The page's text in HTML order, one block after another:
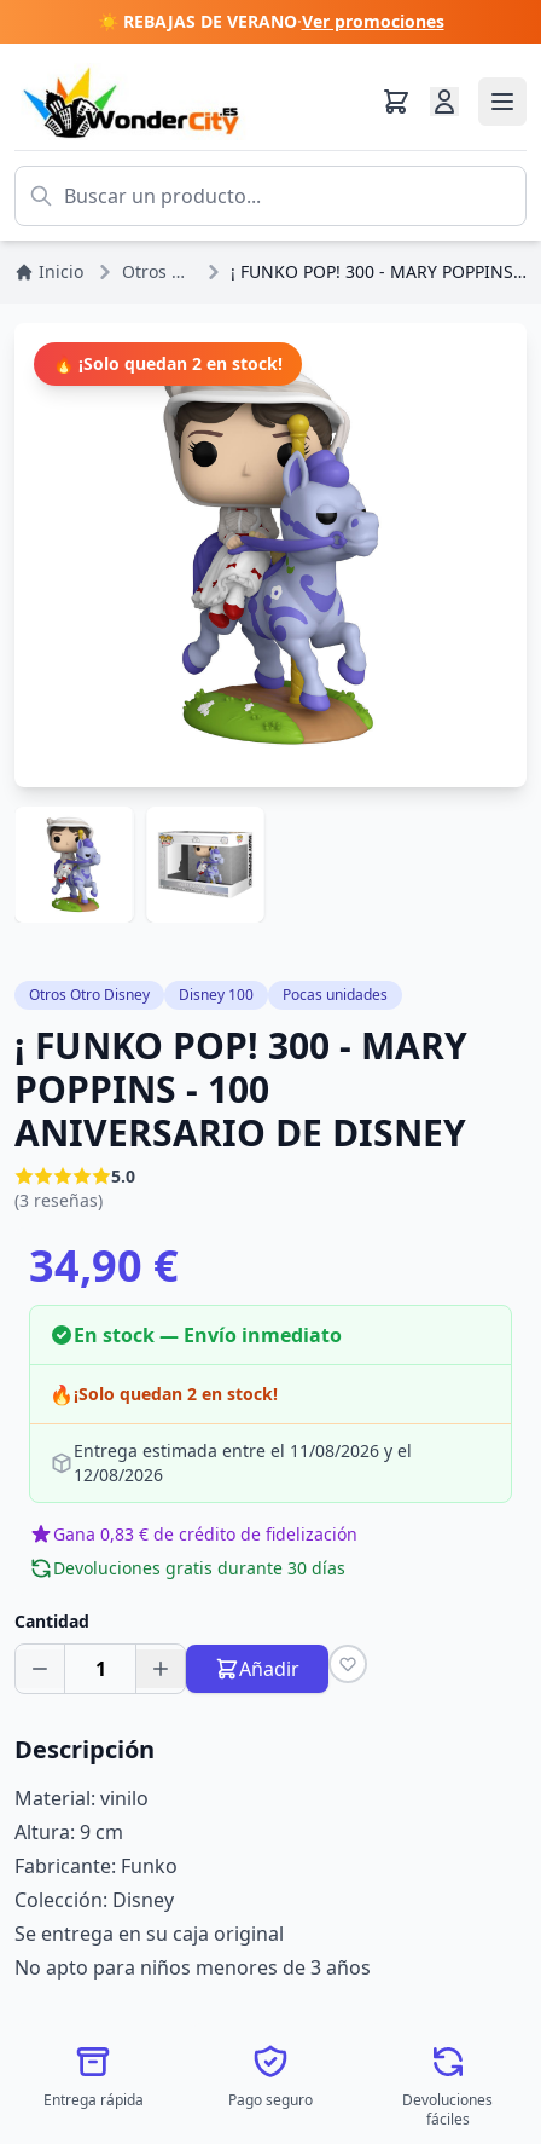
☀️ REBAJAS DE VERANO·Ver promociones
Inicio Otros Otro Disney ¡ FUNKO POP! 300 - MARY POPPINS - 100 ANIVERSARIO DE DISNEY
🔥 ¡Solo quedan 2 en stock!
Otros Otro Disney Disney 100 Pocas unidades
¡ FUNKO POP! 300 - MARY
POPPINS - 100
ANIVERSARIO DE DISNEY
5.0
(3 reseñas)
34,90 €
En stock — Envío inmediato
🔥¡Solo quedan 2 en stock!
Entrega estimada entre el 11/08/2026 y el
12/08/2026
Gana 0,83 € de crédito de fidelización
Devoluciones gratis durante 30 días
Cantidad
1 Añadir
Descripción
Material: vinilo
Altura: 9 cm
Fabricante: Funko
Colección: Disney
Se entrega en su caja original
No apto para niños menores de 3 años
Entrega rápida Pago seguro
Devoluciones
fáciles